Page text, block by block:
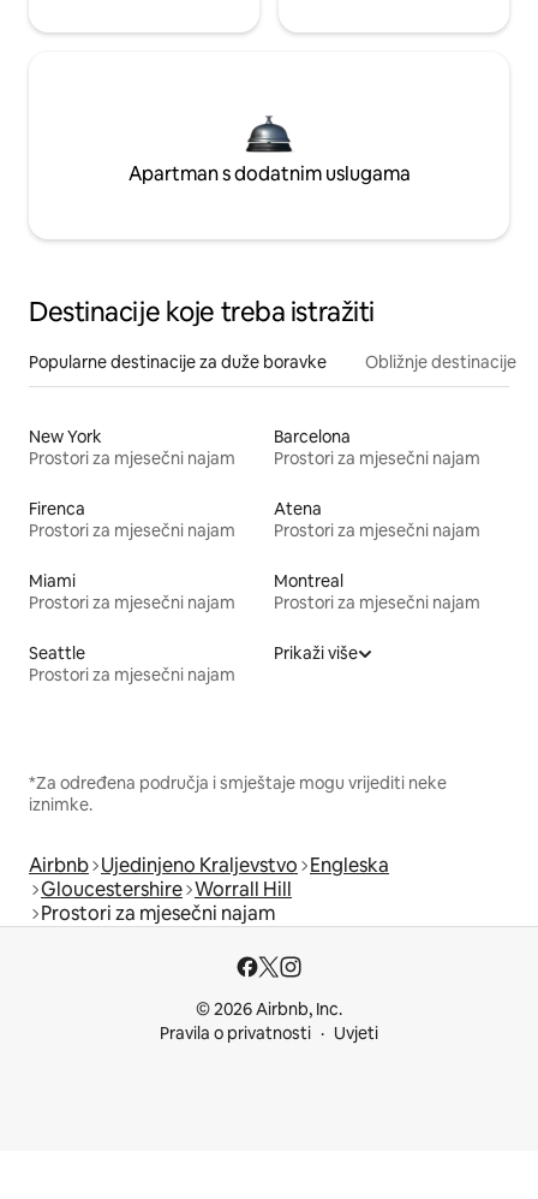
Apartman s dodatnim uslugama
Destinacije koje treba istražiti
Popularne destinacije za duže boravke Obližnje destinacije
New York
Prostori za mjesečni najam
Barcelona
Prostori za mjesečni najam
Firenca
Prostori za mjesečni najam
Atena
Prostori za mjesečni najam
Miami
Prostori za mjesečni najam
Montreal
Prostori za mjesečni najam
Seattle
Prostori za mjesečni najam
Prikaži više
*Za određena područja i smještaje mogu vrijediti neke
iznimke.
Airbnb Ujedinjeno Kraljevstvo Engleska
Gloucestershire Worrall Hill
Prostori za mjesečni najam
© 2026 Airbnb, Inc.
Pravila o privatnosti
Uvjeti